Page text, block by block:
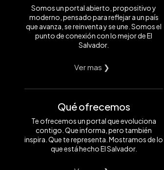
Somos un portal abierto, propositivo y
moderno, pensado para reflejar a un país
que avanza, se reinventa y se une. Somos el
punto de conexión con lo mejor de El
Salvador.
Ver mas ❯
Qué ofrecemos
Te ofrecemos un portal que evoluciona
contigo. Que informa, pero también
inspira. Que te representa. Mostramos de lo
que está hecho El Salvador.